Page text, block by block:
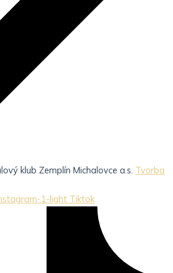
klub Zemplín Michalovce a.s. Tvorba
1-light Tiktok